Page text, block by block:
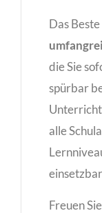
Das
die Sie
spürbar
alle
Freuen